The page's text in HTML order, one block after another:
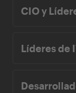
CIO y
Líderes de